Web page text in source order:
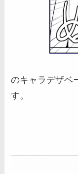
のキャラデザベ
す。